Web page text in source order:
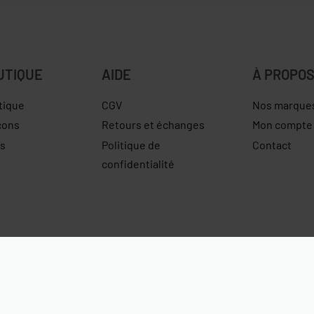
AIDE
CGV
Retours et échanges
Politique de
confidentialité
À PROPOS
Nos
Mon compte
Contact